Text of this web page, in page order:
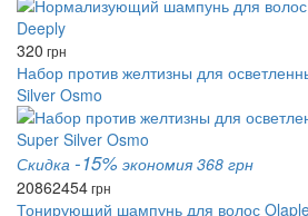
320 грн
Набор против желтизны для
Silver Osmo
Скидка -15% экономия 368 грн
20862454грн
Тонирующий шампунь для волос